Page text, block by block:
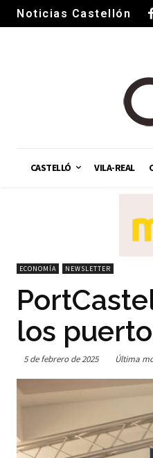
Noticias Castellón
CASTELLÓ VILA-REAL
ECONOMÍA NEWSLETTER
los
5 de febrero de 2025 Última